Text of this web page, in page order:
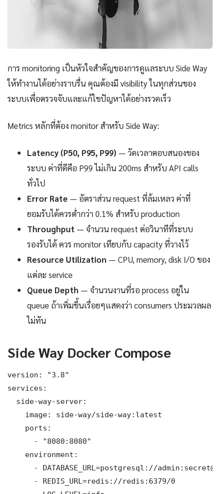
การ monitoring เป็นหัวใจสำคัญของการดูแลระบบ Side Way
ให้ทำงานได้อย่างราบรื่น คุณต้องมี visibility ในทุกส่วนของ
ระบบเพื่อตรวจจับและแก้ไขปัญหาได้อย่างรวดเร็ว
Metrics หลักที่ต้อง monitor สำหรับ Side Way:
Latency (P50, P95, P99) — วัดเวลาตอบสนองของ
ระบบ ค่าที่ดีคือ P99 ไม่เกิน 200ms สำหรับ API calls
ทั่วไป
Error Rate — อัตราส่วน request ที่ล้มเหลว ค่าที่
ยอมรับได้ควรต่ำกว่า 0.1% สำหรับ production
Throughput — จำนวน request ต่อวินาทีที่ระบบ
รองรับได้ ควร monitor เทียบกับ capacity ที่วางไว้
Resource Utilization — CPU, memory, disk I/O ของ
แต่ละ service
Queue Depth — จำนวนงานที่รอ process อยู่ใน
queue ถ้าเพิ่มขึ้นเรื่อยๆแสดงว่า consumers ประมวลผล
ไม่ทัน
Side Way Docker Compose
version: "3.8"
services:
  side-way-server:
    image: side-way/side-way:latest
    ports:
      - "8080:8080"
    environment:
- DATABASE_URL=postgresql://
      - REDIS_URL=redis://redis:6379/0